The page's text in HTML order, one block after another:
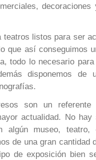
teatros listos para ser
que así conseguimos
todo lo necesario
disponemos de
son un referente
actualidad. No hay
algún museo, teatro,
de una gran cantidad
de exposición bien